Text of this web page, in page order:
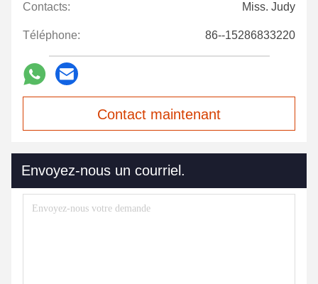
Contacts: Miss. Judy
Téléphone: 86--15286833220
Contact maintenant
Envoyez-nous un courriel.